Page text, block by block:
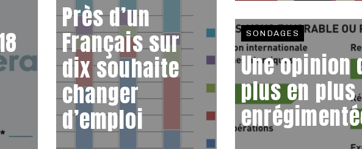
Près d’un
Français sur
dix souhaite
changer
d’emploi
SONDAGES
Une opinion
plus en plus